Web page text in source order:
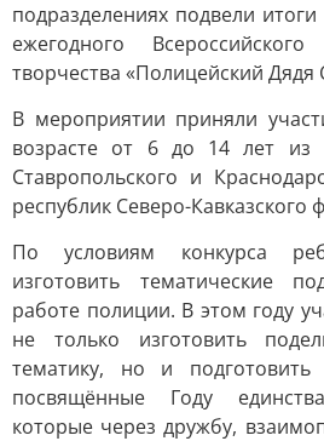
подразделениях подвели
ежегодного
творчества «Полицейский Дядя
В мероприятии приняли
возрасте от 6 до 14 лет из
Ставропольского и
республик Северо-Кавказского
По условиям конкурса
изготовить тематические
работе полиции. В этом году
не только изготовить
тематику, но и подготовить
посвящённые Году
которые через дружбу,